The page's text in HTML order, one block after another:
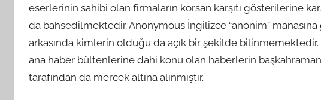
eserlerinin sahibi olan firmaların korsan karşıtı gösterilerine
da bahsedilmektedir. Anonymous İngilizce “anonim”
arkasında kimlerin olduğu da açık bir şekilde
ana haber bültenlerine dahi konu olan haberlerin
tarafından da mercek altına alınmıştır.